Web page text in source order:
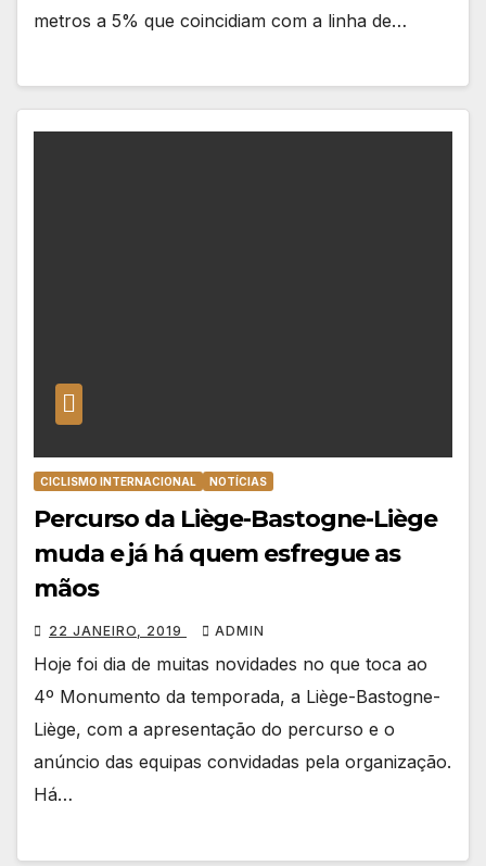
metros a 5% que coincidiam com a linha de…
CICLISMO INTERNACIONAL NOTÍCIAS
Percurso da Liège-Bastogne-Liège
muda e já há quem esfregue as
mãos
22 JANEIRO, 2019 ADMIN
Hoje foi dia de muitas novidades no que toca ao
4º Monumento da temporada, a Liège-Bastogne-
Liège, com a apresentação do percurso e o
anúncio das equipas convidadas pela organização.
Há…